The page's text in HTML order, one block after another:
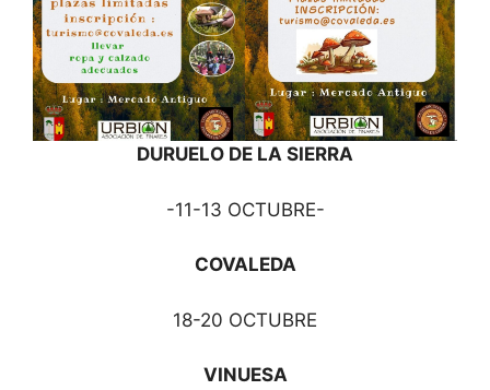
DURUELO DE LA SIERRA
-11-13 OCTUBRE-
COVALEDA
18-20 OCTUBRE
VINUESA